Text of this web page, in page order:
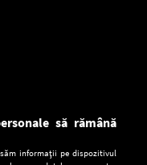
pentru smartphone:
să rămână
informații pe dispozitivul